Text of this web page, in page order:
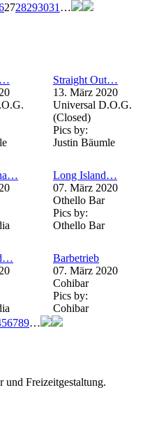
2728293031 …
Straight Out…
13. März 2020
Universal D.O.G.
(Closed)
Pics by:
Justin Bäumle
Long Island…
07. März 2020
Othello Bar
Pics by:
Othello Bar
Barbetrieb
07. März 2020
Cohibar
Pics by:
Cohibar
56789…
und Freizeitgestaltung.